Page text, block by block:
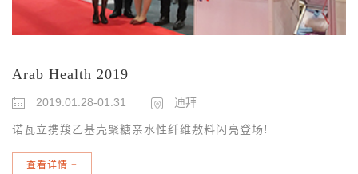
Arab Health 2019
2019.01.28-01.31 迪拜
诺瓦立携羧乙基壳聚糖亲水性纤维敷料闪亮登场!
查看详情 +